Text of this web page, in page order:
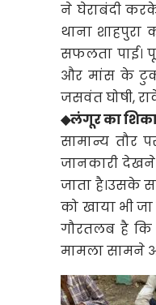
ने घेराबंदी
थाना
सफलता पाई।
और मांस के
जसवंत घोषी,
◆लंगूर का
सामान्य तौर
जानकारी देखने
जाता है।उसके
को खाया भी जा
गौरतलब है
मामला सामने आ